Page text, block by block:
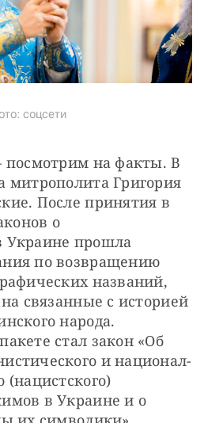
соцсети
посмотрим на факты. В
митрополита Григория
После принятия в
о
Украине прошла
по возвращению
названий,
связанные с историей
народа.
стал закон «Об
и национал-
(нацистского)
в Украине и о